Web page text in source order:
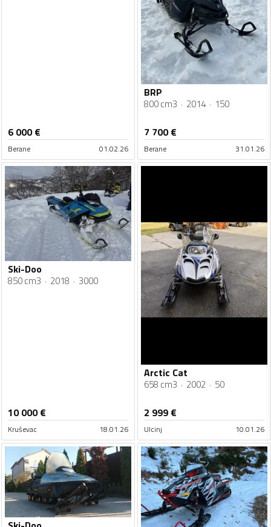
6 000€
Berane 01.02.26
BRP
800 cm3 2014 150
7 700€
Berane 31.01.26
Ski-Doo
850 cm3 2018 3000
10 000€
Kruševac 18.01.26
Arctic Cat
658 cm3 2002 50
2 999 €
Ulcinj 10.01.26